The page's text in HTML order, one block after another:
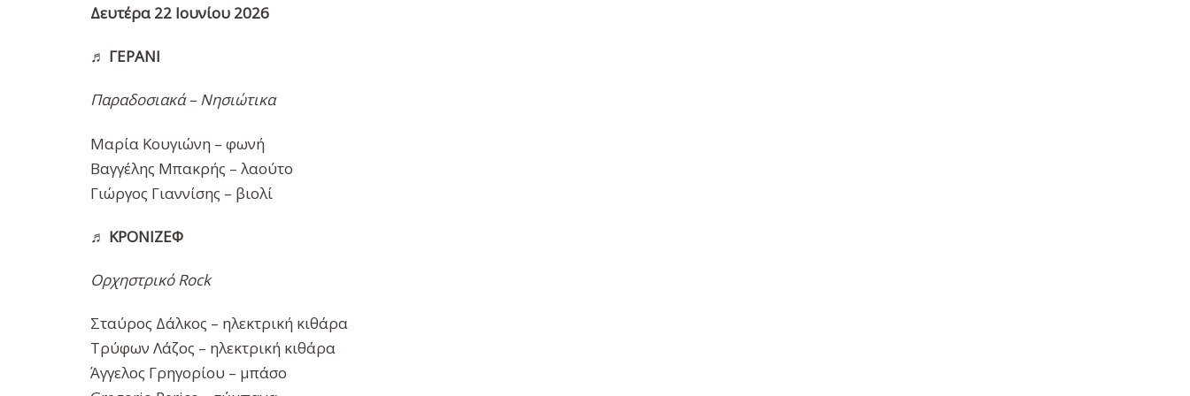
Δευτέρα 22 Ιουνίου 2026
♬ ΓΕΡΑΝΙ
Παραδοσιακά – Νησιώτικα
Μαρία Κουγιώνη – φωνή
Βαγγέλης Μπακρής – λαούτο
Γιώργος Γιαννίσης – βιολί
♬ ΚΡΟΝΙΖΕΦ
Ορχηστρικό Rock
Σταύρος Δάλκος – ηλεκτρική κιθάρα
Τρύφων Λάζος – ηλεκτρική κιθάρα
Άγγελος Γρηγορίου – μπάσο